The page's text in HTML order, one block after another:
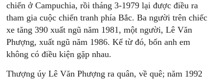
chiến ở Campuchia, rồi tháng 3-1979 lại được điều ra
tham gia cuộc chiến tranh phía Bắc. Ba người trên chiếc
xe tăng 390 xuất ngũ năm 1981, một người, Lê Văn
Phượng, xuất ngũ năm 1986. Kể từ đó, bốn anh em
không có điều kiện gặp nhau.
Thượng úy Lê Văn Phượng ra quân, về quê; năm 1992